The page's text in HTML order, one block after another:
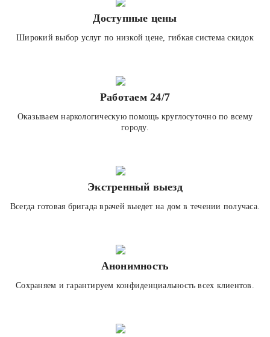
Доступные цены
Широкий выбор услуг по низкой цене, гибкая система скидок
Работаем 24/7
Оказываем наркологическую помощь круглосуточно по всему
городу.
Экстренный выезд
Всегда готовая бригада врачей выедет на дом в течении получаса.
Анонимность
Сохраняем и гарантируем конфиденциальность всех клиентов.